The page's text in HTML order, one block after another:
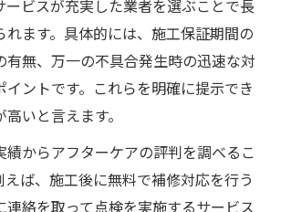
ービスが充実した業者を選ぶことで長
れます。具体的には、施工保証期間の
有無、万一の不具合発生時の迅速な対
ントです。これらを明確に提示でき
いと言えます。
績からアフターケアの評判を調べるこ
えば、施工後に無料で補修対応を行う
連絡を取って点検を実施するサービス